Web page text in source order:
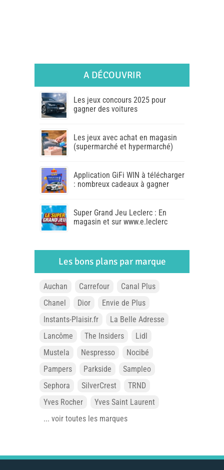
A DÉCOUVRIR
Les jeux concours 2025 pour
gagner des voitures
Les jeux avec achat en magasin
(supermarché et hypermarché)
Application GiFi WIN à télécharger
: nombreux cadeaux à gagner
Super Grand Jeu Leclerc : En
magasin et sur www.e.leclerc
Les bons plans par marque
Auchan Carrefour
Canal Plus
Chanel
Dior
Envie de Plus
Instants-Plaisir.fr
La Belle Adresse
Lancôme
The Insiders
Lidl
Mustela
Nespresso
Nocibé
Pampers
Parkside
Sampleo
Sephora
SilverCrest
TRND
Yves Rocher
Yves Saint Laurent
... voir toutes les marques